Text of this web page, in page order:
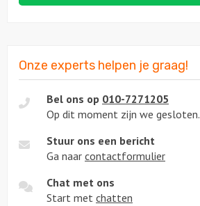
Onze experts helpen je graag!
Bel ons op 010-7271205
Op dit moment zijn we gesloten.
Stuur ons een bericht
Ga naar contactformulier
Chat met ons
Start met chatten